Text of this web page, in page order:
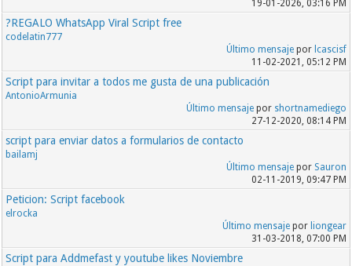
19-01-2026, 03:16 PM
?REGALO WhatsApp Viral Script free
codelatin777
Último mensajepor lcascisf
11-02-2021, 05:12 PM
Script para invitar a todos me gusta de una publicación
AntonioArmunia
Último mensajepor shortnamediego
27-12-2020, 08:14 PM
script para enviar datos a formularios de contacto
bailamj
Último mensajepor Sauron
02-11-2019, 09:47 PM
Peticion: Script facebook
elrocka
Último mensajepor liongear
31-03-2018, 07:00 PM
Script para Addmefast y youtube likes Noviembre